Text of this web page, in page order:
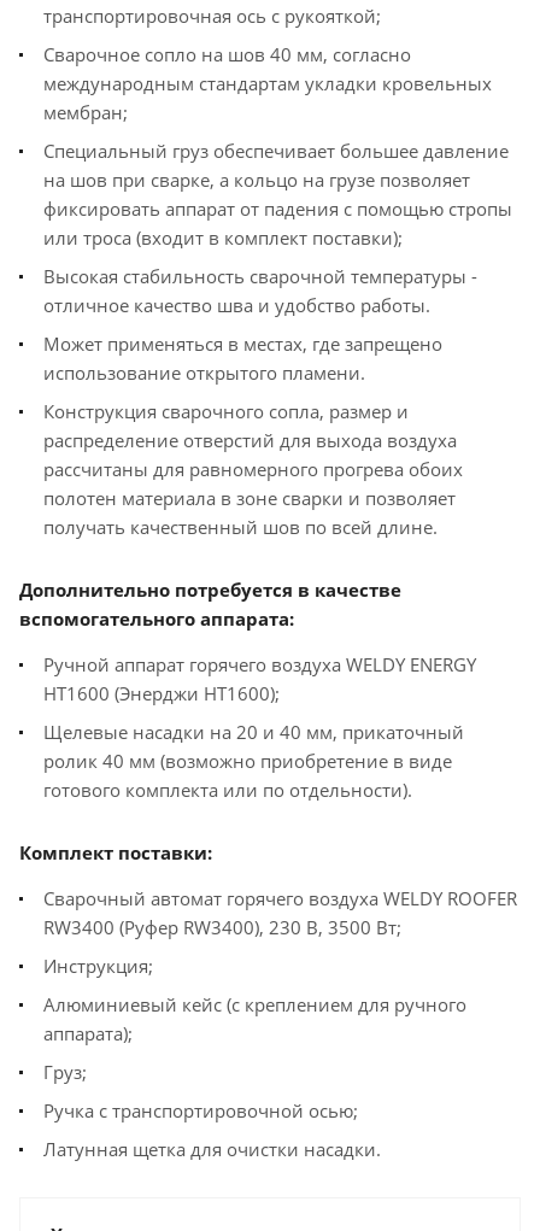
транспортировочная ось с рукояткой;
Сварочное сопло на шов 40 мм, согласно
международным стандартам укладки кровельных
мембран;
Специальный груз обеспечивает большее давление
на шов при сварке, а кольцо на грузе позволяет
фиксировать аппарат от падения с помощью стропы
или троса (входит в комплект поставки);
Высокая стабильность сварочной температуры -
отличное качество шва и удобство работы.
Может применяться в местах, где запрещено
использование открытого пламени.
Конструкция сварочного сопла, размер и
распределение отверстий для выхода воздуха
рассчитаны для равномерного прогрева обоих
полотен материала в зоне сварки и позволяет
получать качественный шов по всей длине.
Дополнительно потребуется в качестве
вспомогательного аппарата:
Ручной аппарат горячего воздуха WELDY ENERGY
HT1600 (Энерджи HT1600);
Щелевые насадки на 20 и 40 мм, прикаточный
ролик 40 мм (возможно приобретение в виде
готового комплекта или по отдельности).
Комплект поставки:
Сварочный автомат горячего воздуха WELDY ROOFER
RW3400 (Руфер RW3400), 230 В, 3500 Вт;
Инструкция;
Алюминиевый кейс (с креплением для ручного
аппарата);
Груз;
Ручка с транспортировочной осью;
Латунная щетка для очистки насадки.